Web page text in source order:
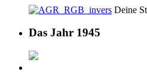
Deine
Das Jahr 1945